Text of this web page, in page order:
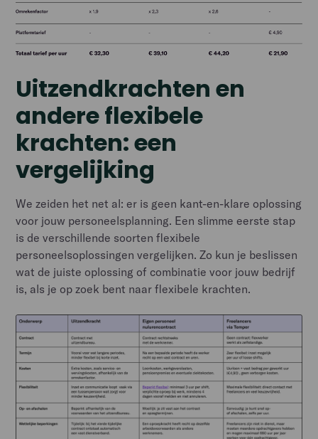
Uitzendkrachten en
andere flexibele
krachten: een
vergelijking
We zeiden het net al: er is geen kant-en-klare oplossing
voor jouw personeelsplanning. Een slimme eerste stap
is de verschillende soorten flexibele
personeelsoplossingen vergelijken. Zo kun je beslissen
wat de juiste oplossing of combinatie voor jouw bedrijf
is, als je op zoek bent naar flexibele krachten.